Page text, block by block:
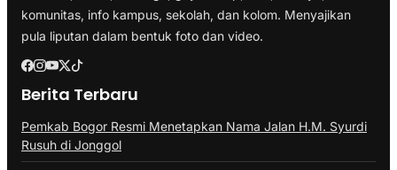
komunitas, info kampus, sekolah, dan kolom. Menyajikan
pula liputan dalam bentuk foto dan video.
Berita Terbaru
Pemkab Bogor Resmi Menetapkan Nama Jalan H.M. Syurdi
Rusuh di Jonggol